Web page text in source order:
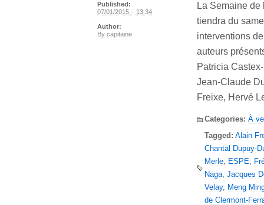
La Semaine
tiendra du
interventions
auteurs
Patricia
Jean-Claude
Freixe, Hervé
Categories: À
Tagged: Alain
Chantal Dupuy-
Merle
ESPE
Naga Jacques
Velay, Meng
de Clermont-
Published:
07/01/2015 – 13:34
Author:
By capitaine